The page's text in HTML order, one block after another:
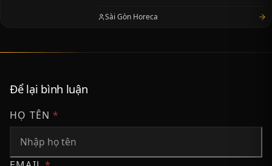
Sài Gòn Horeca
Để lại bình luận
HỌ TÊN*